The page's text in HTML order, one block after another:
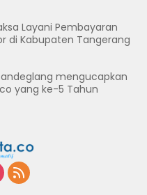
Layani Pembayaran
di Kabupaten Tangerang
mengucapkan
yang ke-5 Tahun